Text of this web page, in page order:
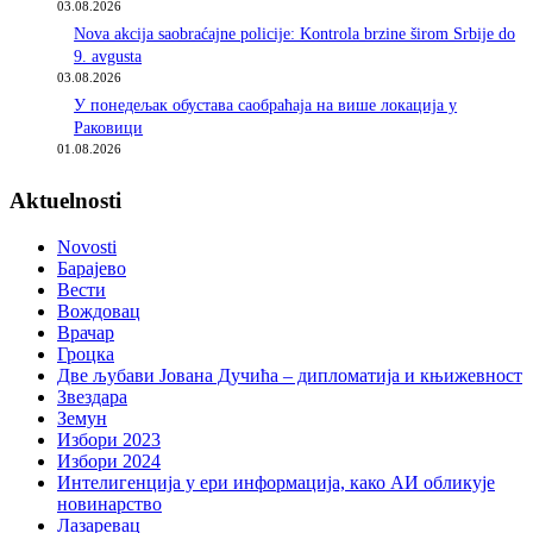
03.08.2026
Nova akcija saobraćajne policije: Kontrola brzine širom Srbije do
9. avgusta
03.08.2026
У понедељак обустава саобраћаја на више локација у
Раковици
01.08.2026
Aktuelnosti
Novosti
Барајево
Вести
Вождовац
Врачар
Гроцка
Две љубави Јована Дучића – дипломатија и књижевност
Звездара
Земун
Избори 2023
Избори 2024
Интелигенција у ери информација, како АИ обликује
новинарство
Лазаревац